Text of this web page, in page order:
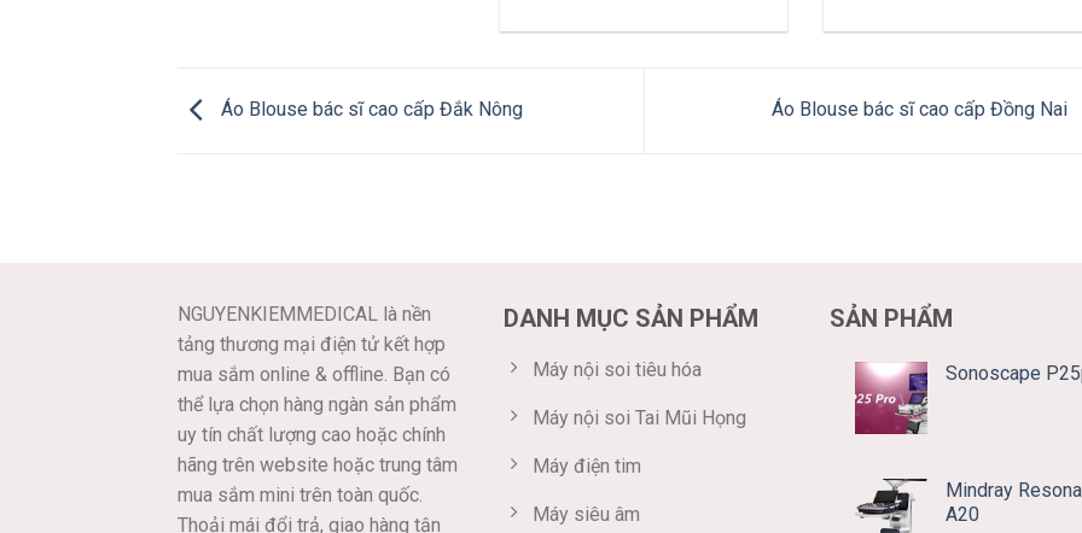
Áo Blouse bác sĩ cao cấp Đắk Nông Áo Blouse bác sĩ cao cấp Đồng Nai
NGUYENKIEMMEDICAL là nền
tảng thương mại điện tử kết hợp
mua sắm online & offline. Bạn có
thể lựa chọn hàng ngàn sản phẩm
uy tín chất lượng cao hoặc chính
hãng trên website hoặc trung tâm
mua sắm mini trên toàn quốc.
Thoải mái đổi trả, giao hàng tận
DANH MỤC SẢN PHẨM
Máy nội soi tiêu hóa
Máy nội soi Tai Mũi Họng
Máy điện tim
Máy siêu âm
SẢN PHẨM
Sonoscape
Mindray Resona
A20